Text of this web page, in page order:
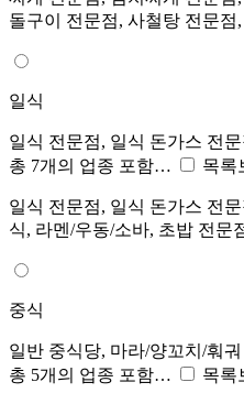
돌구이 전문점, 사철탕 전문
일식
일식 전문점, 일식 돈가스 전
총 7개의 업종 포함…
목록
일식 전문점, 일식 돈가스 전
식, 라멘/우동/소바, 초밥 전문
중식
일반 중식당, 마라/양꼬치/훠
총 5개의 업종 포함…
목록